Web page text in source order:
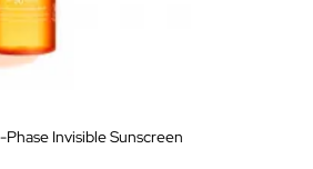
Invisible Sunscreen